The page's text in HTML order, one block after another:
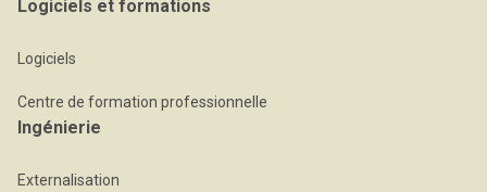
Logiciels et formations
Logiciels
Centre de formation professionnelle
Ingénierie
Externalisation